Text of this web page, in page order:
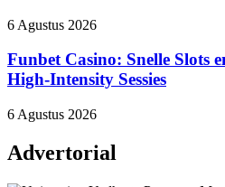
6 Agustus 2026
Funbet Casino: Snelle Slots
High‑Intensity Sessies
6 Agustus 2026
Advertorial